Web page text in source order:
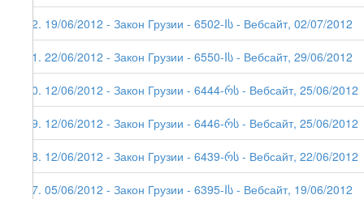
52. 19/06/2012 - Закон Грузии - 6502-Iს - Вебсайт, 02/07/2012
51. 22/06/2012 - Закон Грузии - 6550-Iს - Вебсайт, 29/06/2012
50. 12/06/2012 - Закон Грузии - 6444-რს - Вебсайт, 25/06/2012
49. 12/06/2012 - Закон Грузии - 6446-რს - Вебсайт, 25/06/2012
48. 12/06/2012 - Закон Грузии - 6439-რს - Вебсайт, 22/06/2012
47. 05/06/2012 - Закон Грузии - 6395-Iს - Вебсайт, 19/06/2012